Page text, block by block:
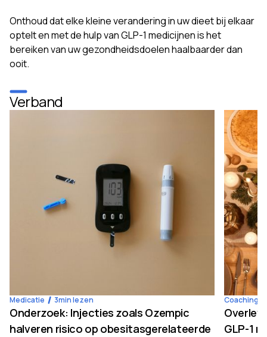
Onthoud dat elke kleine verandering in uw dieet bij elkaar
optelt en met de hulp van GLP-1 medicijnen is het
bereiken van uw gezondheidsdoelen haalbaarder dan
ooit.
Verband
Medicatie 3min lezen
Onderzoek: Injecties zoals Ozempic
halveren risico op obesitasgerelateerde
Coaching
GLP-1